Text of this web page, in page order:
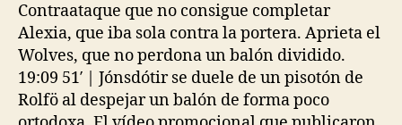
Contraataque que no consigue completar
Alexia, que iba sola contra la portera. Aprieta el
Wolves, que no perdona un balón dividido.
19:09 51′ | Jónsdótir se duele de un pisotón de
Rolfö al despejar un balón de forma poco